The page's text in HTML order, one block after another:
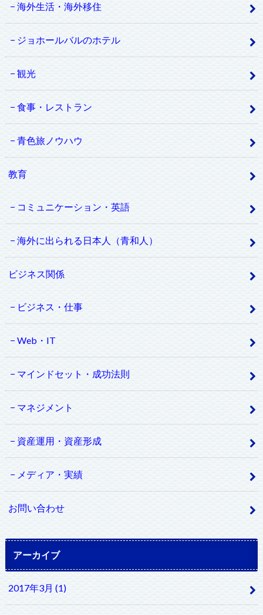
海外生活・海外移住
ジョホールバルのホテル
観光
食事・レストラン
青色旅ノウハウ
教育
コミュニケーション・英語
海外に出られる日本人（青和人）
ビジネス関係
ビジネス・仕事
Web・IT
マインドセット・成功法則
マネジメント
資産運用・資産形成
メディア・実績
お問い合わせ
アーカイブ
2017年3月 (1)